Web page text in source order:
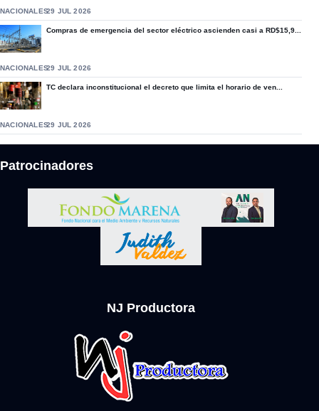
NACIONALES29 JUL 2026
Compras de emergencia del sector eléctrico ascienden casi a RD$15,9...
NACIONALES29 JUL 2026
TC declara inconstitucional el decreto que limita el horario de ven...
NACIONALES29 JUL 2026
Patrocinadores
NJ Productora